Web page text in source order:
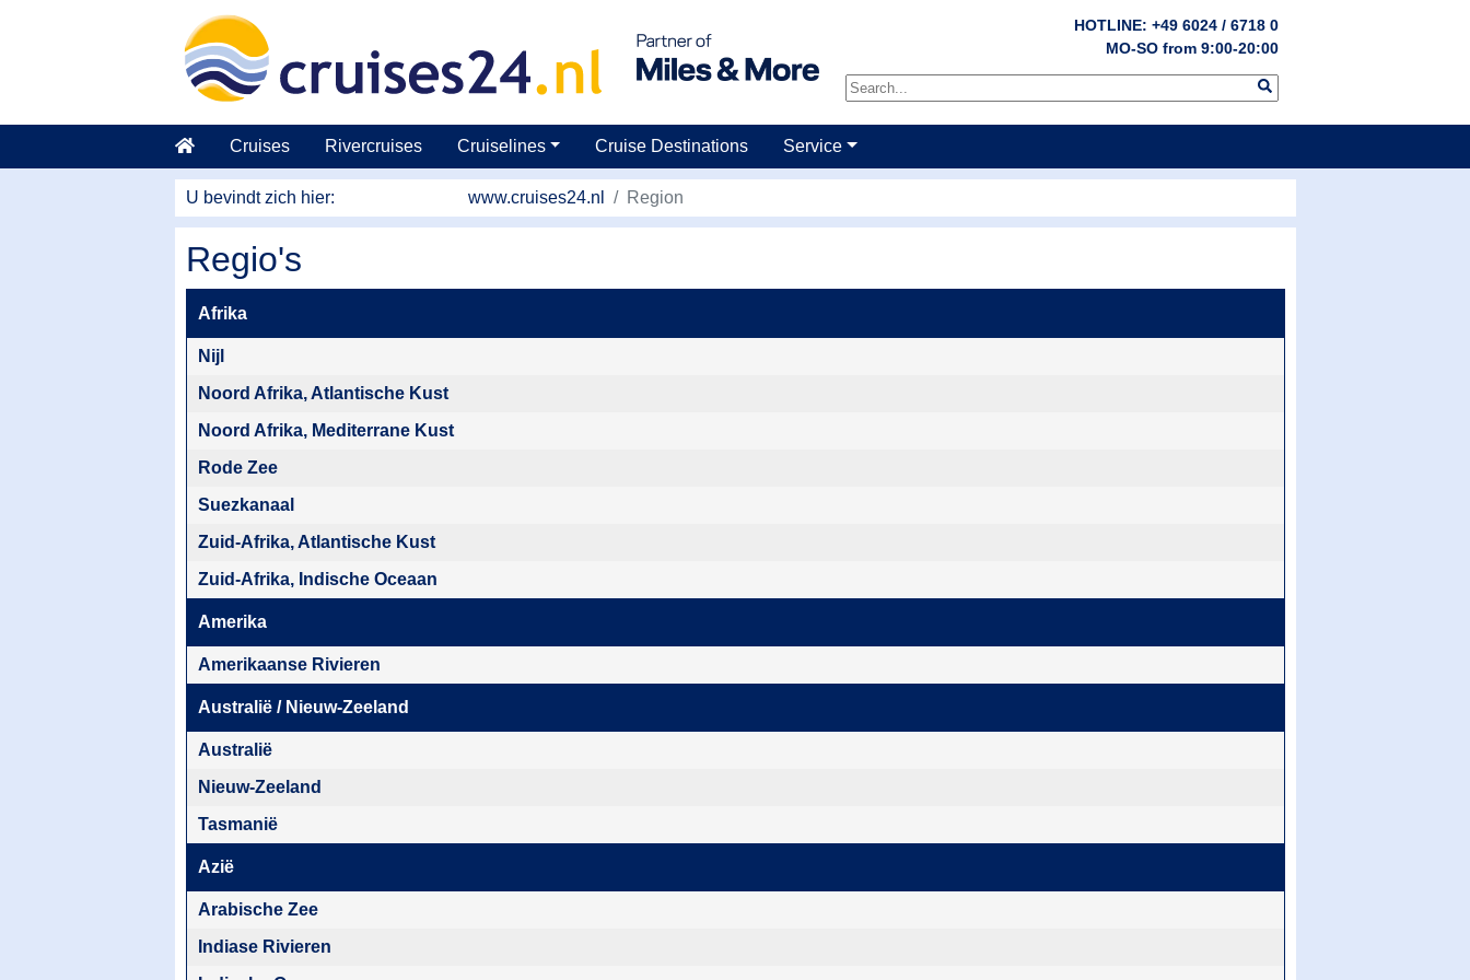
HOTLINE: +49 6024 / 6718 0
MO-SO from 9:00-20:00
Naar hoofdinhoud springen
Cruises Rivercruises Cruiselines Cruise Destinations Service
U bevindt zich hier: www.cruises24.nl Region
Regio's
Afrika
Nijl
Noord Afrika, Atlantische Kust
Noord Afrika, Mediterrane Kust
Rode Zee
Suezkanaal
Zuid-Afrika, Atlantische Kust
Zuid-Afrika, Indische Oceaan
Amerika
Amerikaanse Rivieren
Australië / Nieuw-Zeeland
Australië
Nieuw-Zeeland
Tasmanië
Azië
Arabische Zee
Indiase Rivieren